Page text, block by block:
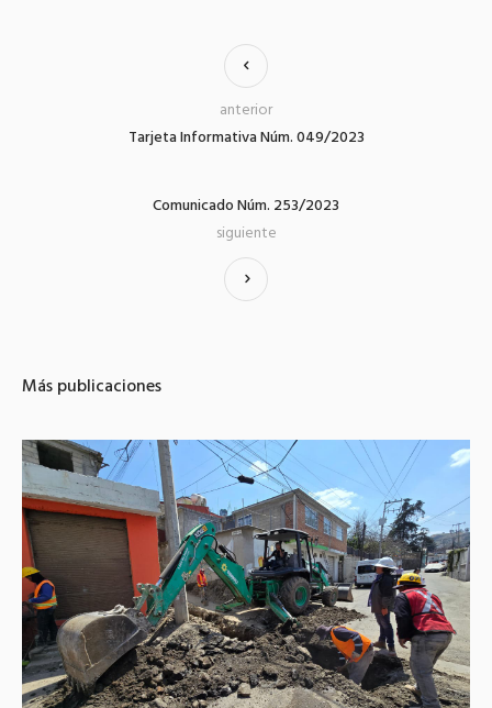
Tarjeta Informativa Núm. 049/2023
anterior
Comunicado Núm. 253/2023
siguiente
Más publicaciones